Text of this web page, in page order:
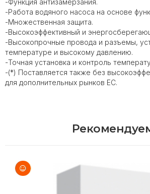
-Функция антизамерзания.
-Работа водяного насоса на основе
-Множественная защита.
-Высокоэффективный и
-Высокопрочные провода и разъемы,
температуре и высокому давлению.
-Точная установка и контроль
-(*) Поставляется также без
для дополнительных рынков ЕС.